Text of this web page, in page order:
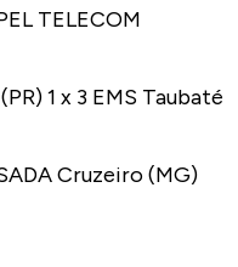
TELECOM
1 x 3 EMS Taubaté
Cruzeiro (MG)